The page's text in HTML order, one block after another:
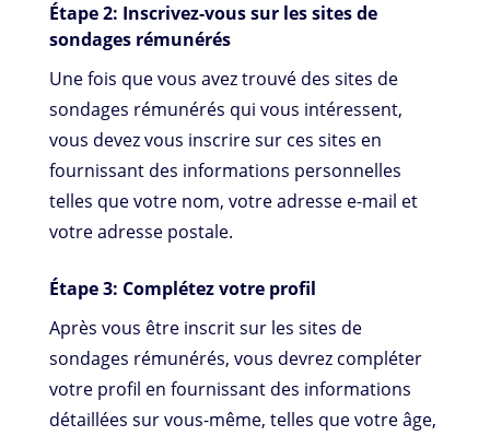
Étape 2: Inscrivez-vous sur les sites de
sondages rémunérés
Une fois que vous avez trouvé des sites de
sondages rémunérés qui vous intéressent,
vous devez vous inscrire sur ces sites en
fournissant des informations personnelles
telles que votre nom, votre adresse e-mail et
votre adresse postale.
Étape 3: Complétez votre profil
Après vous être inscrit sur les sites de
sondages rémunérés, vous devrez compléter
votre profil en fournissant des informations
détaillées sur vous-même, telles que votre âge,